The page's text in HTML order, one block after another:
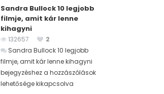
Sandra Bullock 10 legjobb
filmje, amit kár lenne
kihagyni
132657
2
Sandra Bullock 10 legjobb
filmje, amit kár lenne kihagyni
bejegyzéshez a hozzászólások
lehetősége kikapcsolva